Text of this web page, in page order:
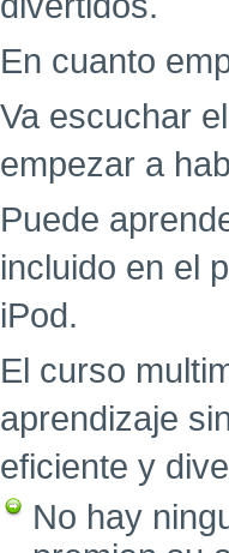
En cuanto
Va escuchar
empezar a
Puede
incluido en el
iPod.
El curso
aprendizaje
eficiente y
No hay